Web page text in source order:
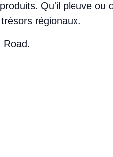
Qu'il pleuve ou
régionaux.
Road.